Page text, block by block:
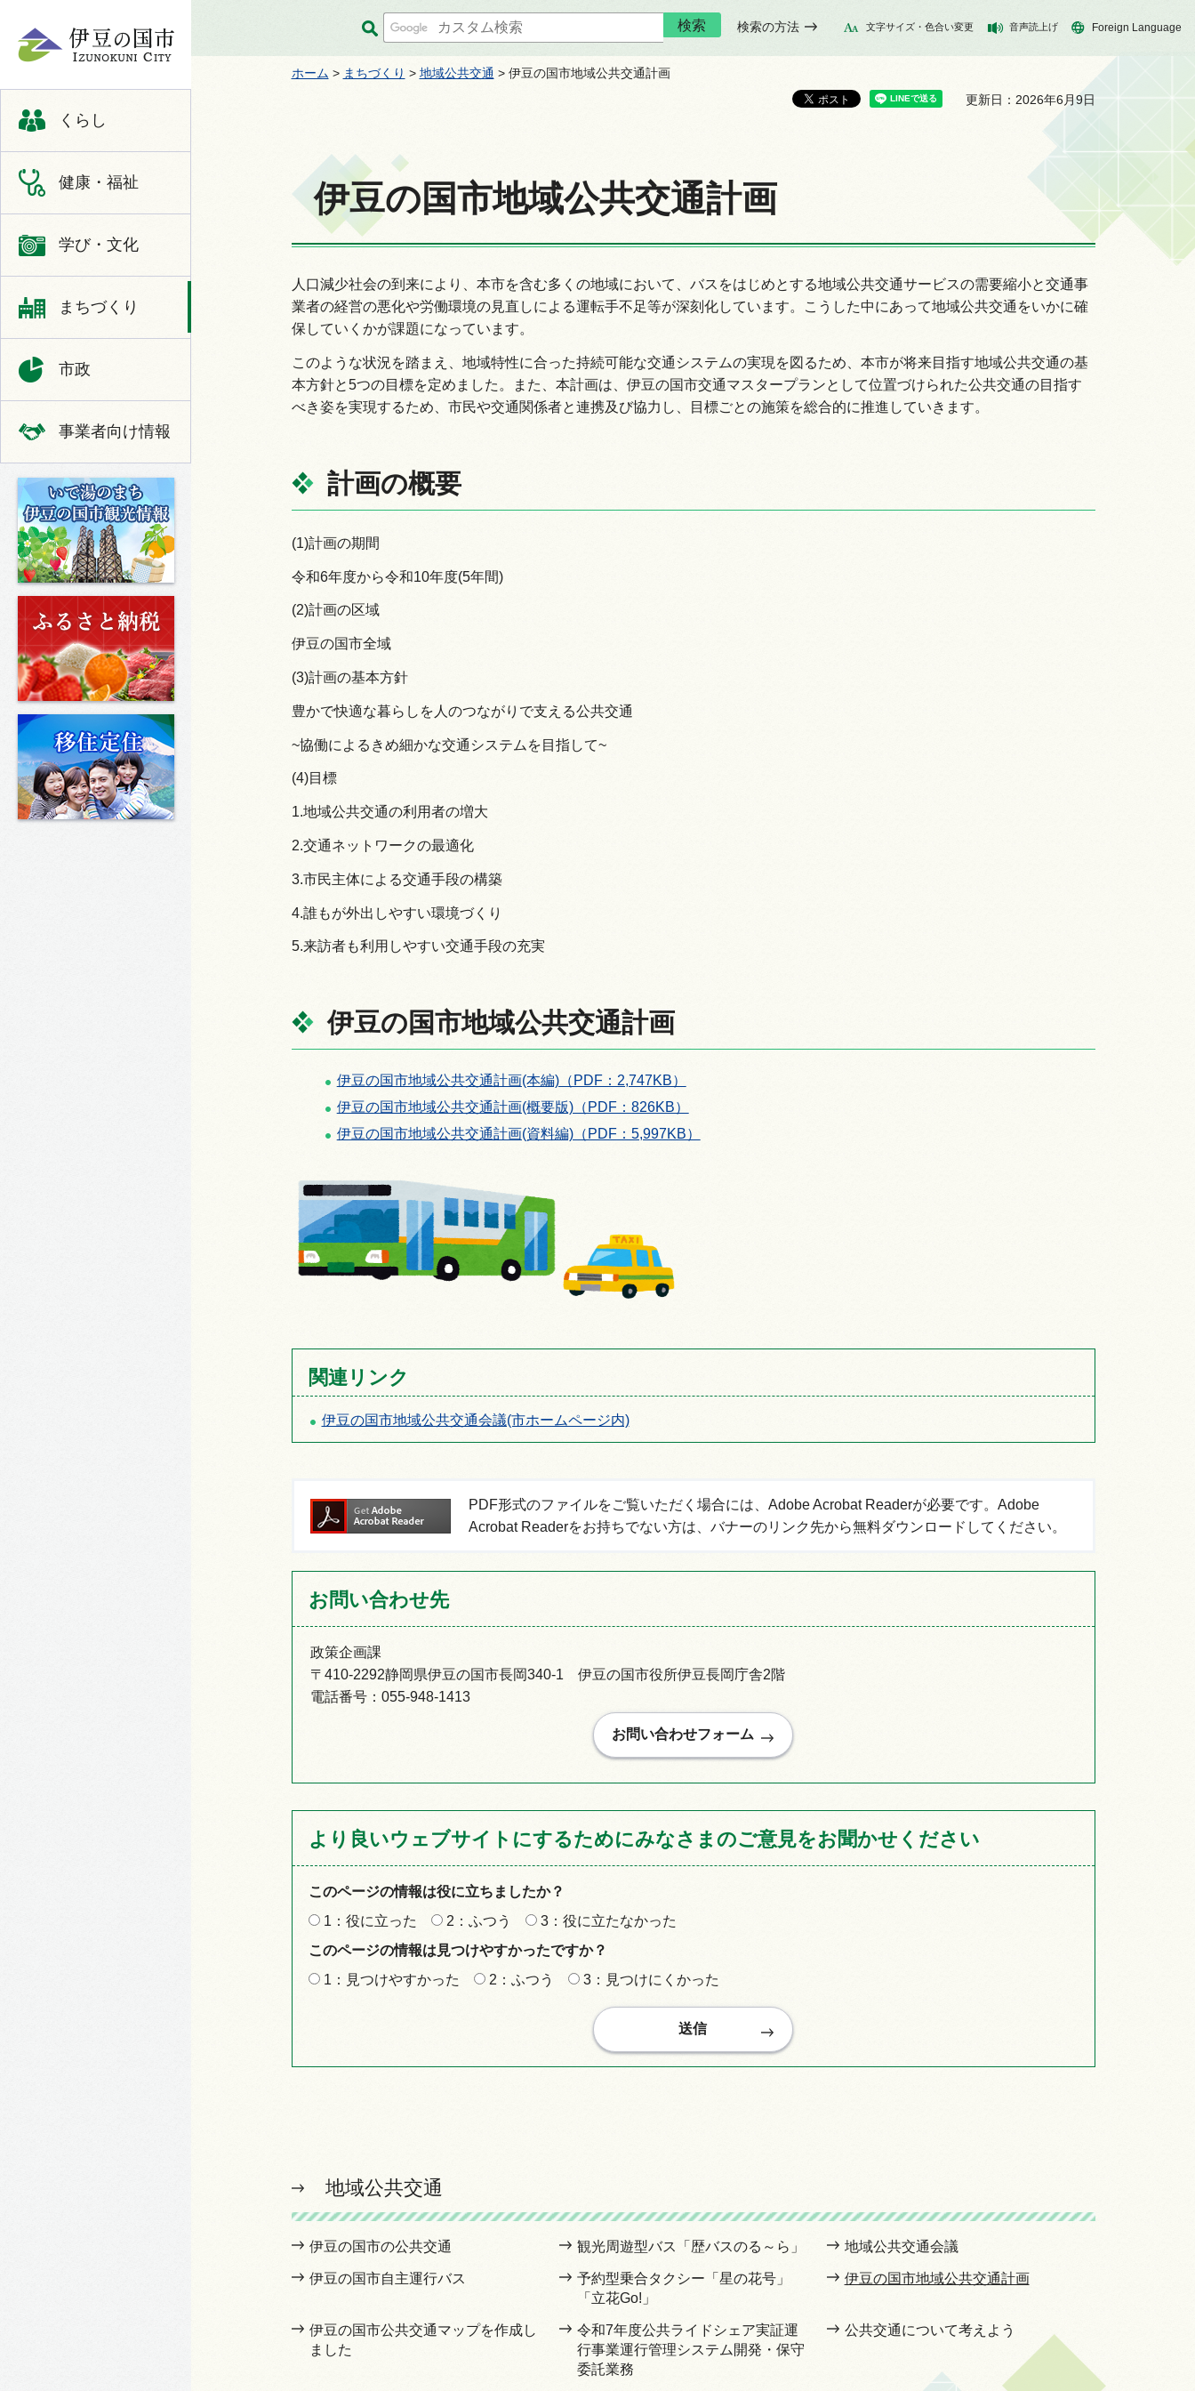
くらし
健康・福祉
学び・文化
まちづくり
市政
事業者向け情報
いで湯のまち 伊豆の国市の観光情報
検索の方法 文字サイズ・色合い変更 音声読上げ Foreign Language
ホーム > まちづくり > 地域公共交通 > 伊豆の国市地域公共交通計画
更新日：2026年6月9日
伊豆の国市地域公共交通計画
人口減少社会の到来により、本市を含む多くの地域において、バスをはじめとする地域公共交通サービスの需要縮小と交通事
業者の経営の悪化や労働環境の見直しによる運転手不足等が深刻化しています。こうした中にあって地域公共交通をいかに確
保していくかが課題になっています。
このような状況を踏まえ、地域特性に合った持続可能な交通システムの実現を図るため、本市が将来目指す地域公共交通の基
本方針と5つの目標を定めました。また、本計画は、伊豆の国市交通マスタープランとして位置づけられた公共交通の目指す
べき姿を実現するため、市民や交通関係者と連携及び協力し、目標ごとの施策を総合的に推進していきます。
計画の概要
(1)計画の期間
令和6年度から令和10年度(5年間)
(2)計画の区域
伊豆の国市全域
(3)計画の基本方針
豊かで快適な暮らしを人のつながりで支える公共交通
~協働によるきめ細かな交通システムを目指して~
(4)目標
1.地域公共交通の利用者の増大
2.交通ネットワークの最適化
3.市民主体による交通手段の構築
4.誰もが外出しやすい環境づくり
5.来訪者も利用しやすい交通手段の充実
伊豆の国市地域公共交通計画
伊豆の国市地域公共交通計画(本編)（PDF：2,747KB）
伊豆の国市地域公共交通計画(概要版)（PDF：826KB）
伊豆の国市地域公共交通計画(資料編)（PDF：5,997KB）
関連リンク
伊豆の国市地域公共交通会議(市ホームページ内)
PDF形式のファイルをご覧いただく場合には、Adobe Acrobat Readerが必要です。Adobe
Acrobat Readerをお持ちでない方は、バナーのリンク先から無料ダウンロードしてください。
お問い合わせ先
政策企画課
〒410-2292静岡県伊豆の国市長岡340-1 伊豆の国市役所伊豆長岡庁舎2階
電話番号：055-948-1413
より良いウェブサイトにするためにみなさまのご意見をお聞かせください
このページの情報は役に立ちましたか？
1：役に立った
2：ふつう
3：役に立たなかった
このページの情報は見つけやすかったですか？
1：見つけやすかった
2：ふつう 3：見つけにくかった
地域公共交通
伊豆の国市の公共交通 観光周遊型バス「歴バスのる～ら」 地域公共交通会議
伊豆の国市自主運行バス
予約型乗合タクシー「星の花号」
「立花Go!」
伊豆の国市地域公共交通計画
伊豆の国市公共交通マップを作成し
ました
令和7年度公共ライドシェア実証運
行事業運行管理システム開発・保守
委託業務
公共交通について考えよう